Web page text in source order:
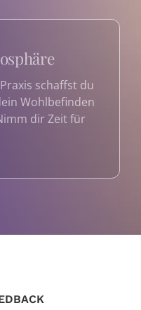
schaffst du
Wohlbefinden
dir Zeit für